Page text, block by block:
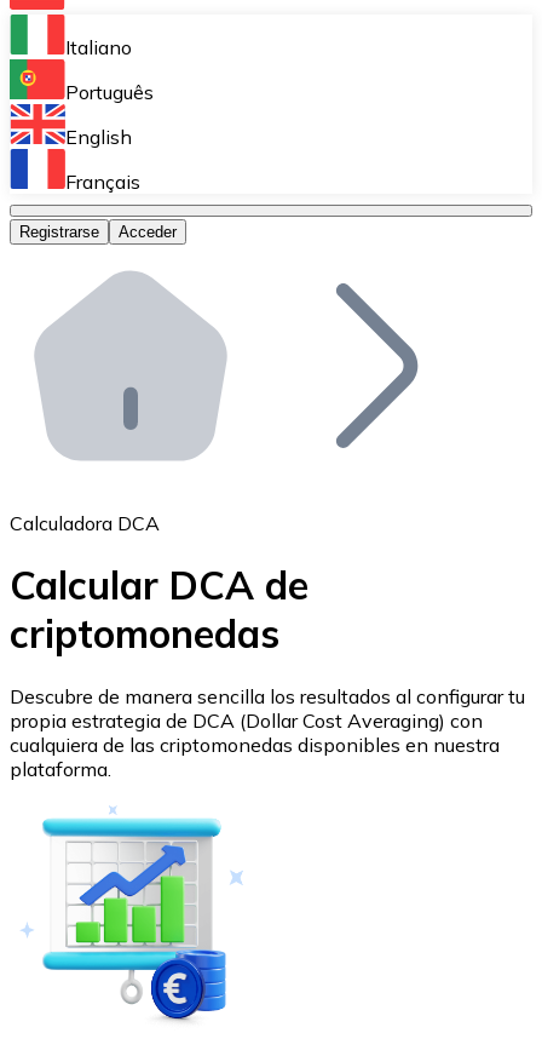
Bitnovo Ramp
Integra nuestra solución en tu plataforma.
Bitnovo Giftcards
Bitnovo OTC
Bitnovo ATM
Integra un ATM Bitnovo en tu negocio y permite que
Bitnovo API
Integra nuestra API en tu ecosistema.
Únete a nuestra red de distribuidores.
Añade tu proyecto a nuestro ecosistema.
Bitcoin
BTC
Italiano
Português
English
Français
Registrarse Acceder
Calculadora DCA
Calcular DCA de
criptomonedas
Descubre de manera sencilla los resultados al configurar tu
propia estrategia de DCA (Dollar Cost Averaging) con
cualquiera de las criptomonedas disponibles en nuestra
plataforma.